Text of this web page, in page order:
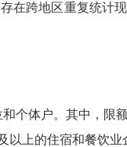
跨地区重复统计
个体户。其中，限
以上的住宿和餐饮业